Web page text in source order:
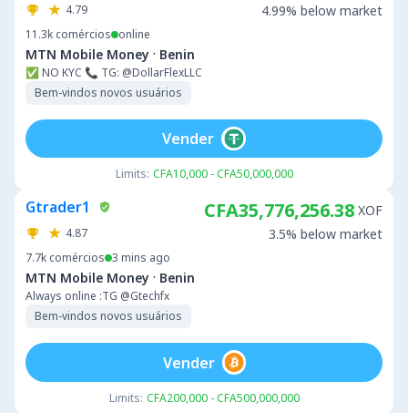
4.79
11.3k comércios online
MTN Mobile Money · Benin
✅ NO KYC 📞 TG: @DollarFlexLLC
Bem-vindos novos usuários
4.99% below market
Limits: CFA10,000 - CFA50,000,000
Vender
Gtrader1
4.87
7.7k comércios 3 mins ago
MTN Mobile Money · Benin
Always online :TG @Gtechfx
Bem-vindos novos usuários
CFA35,776,256.38 XOF
3.5% below market
Limits: CFA200,000 - CFA500,000,000
Vender